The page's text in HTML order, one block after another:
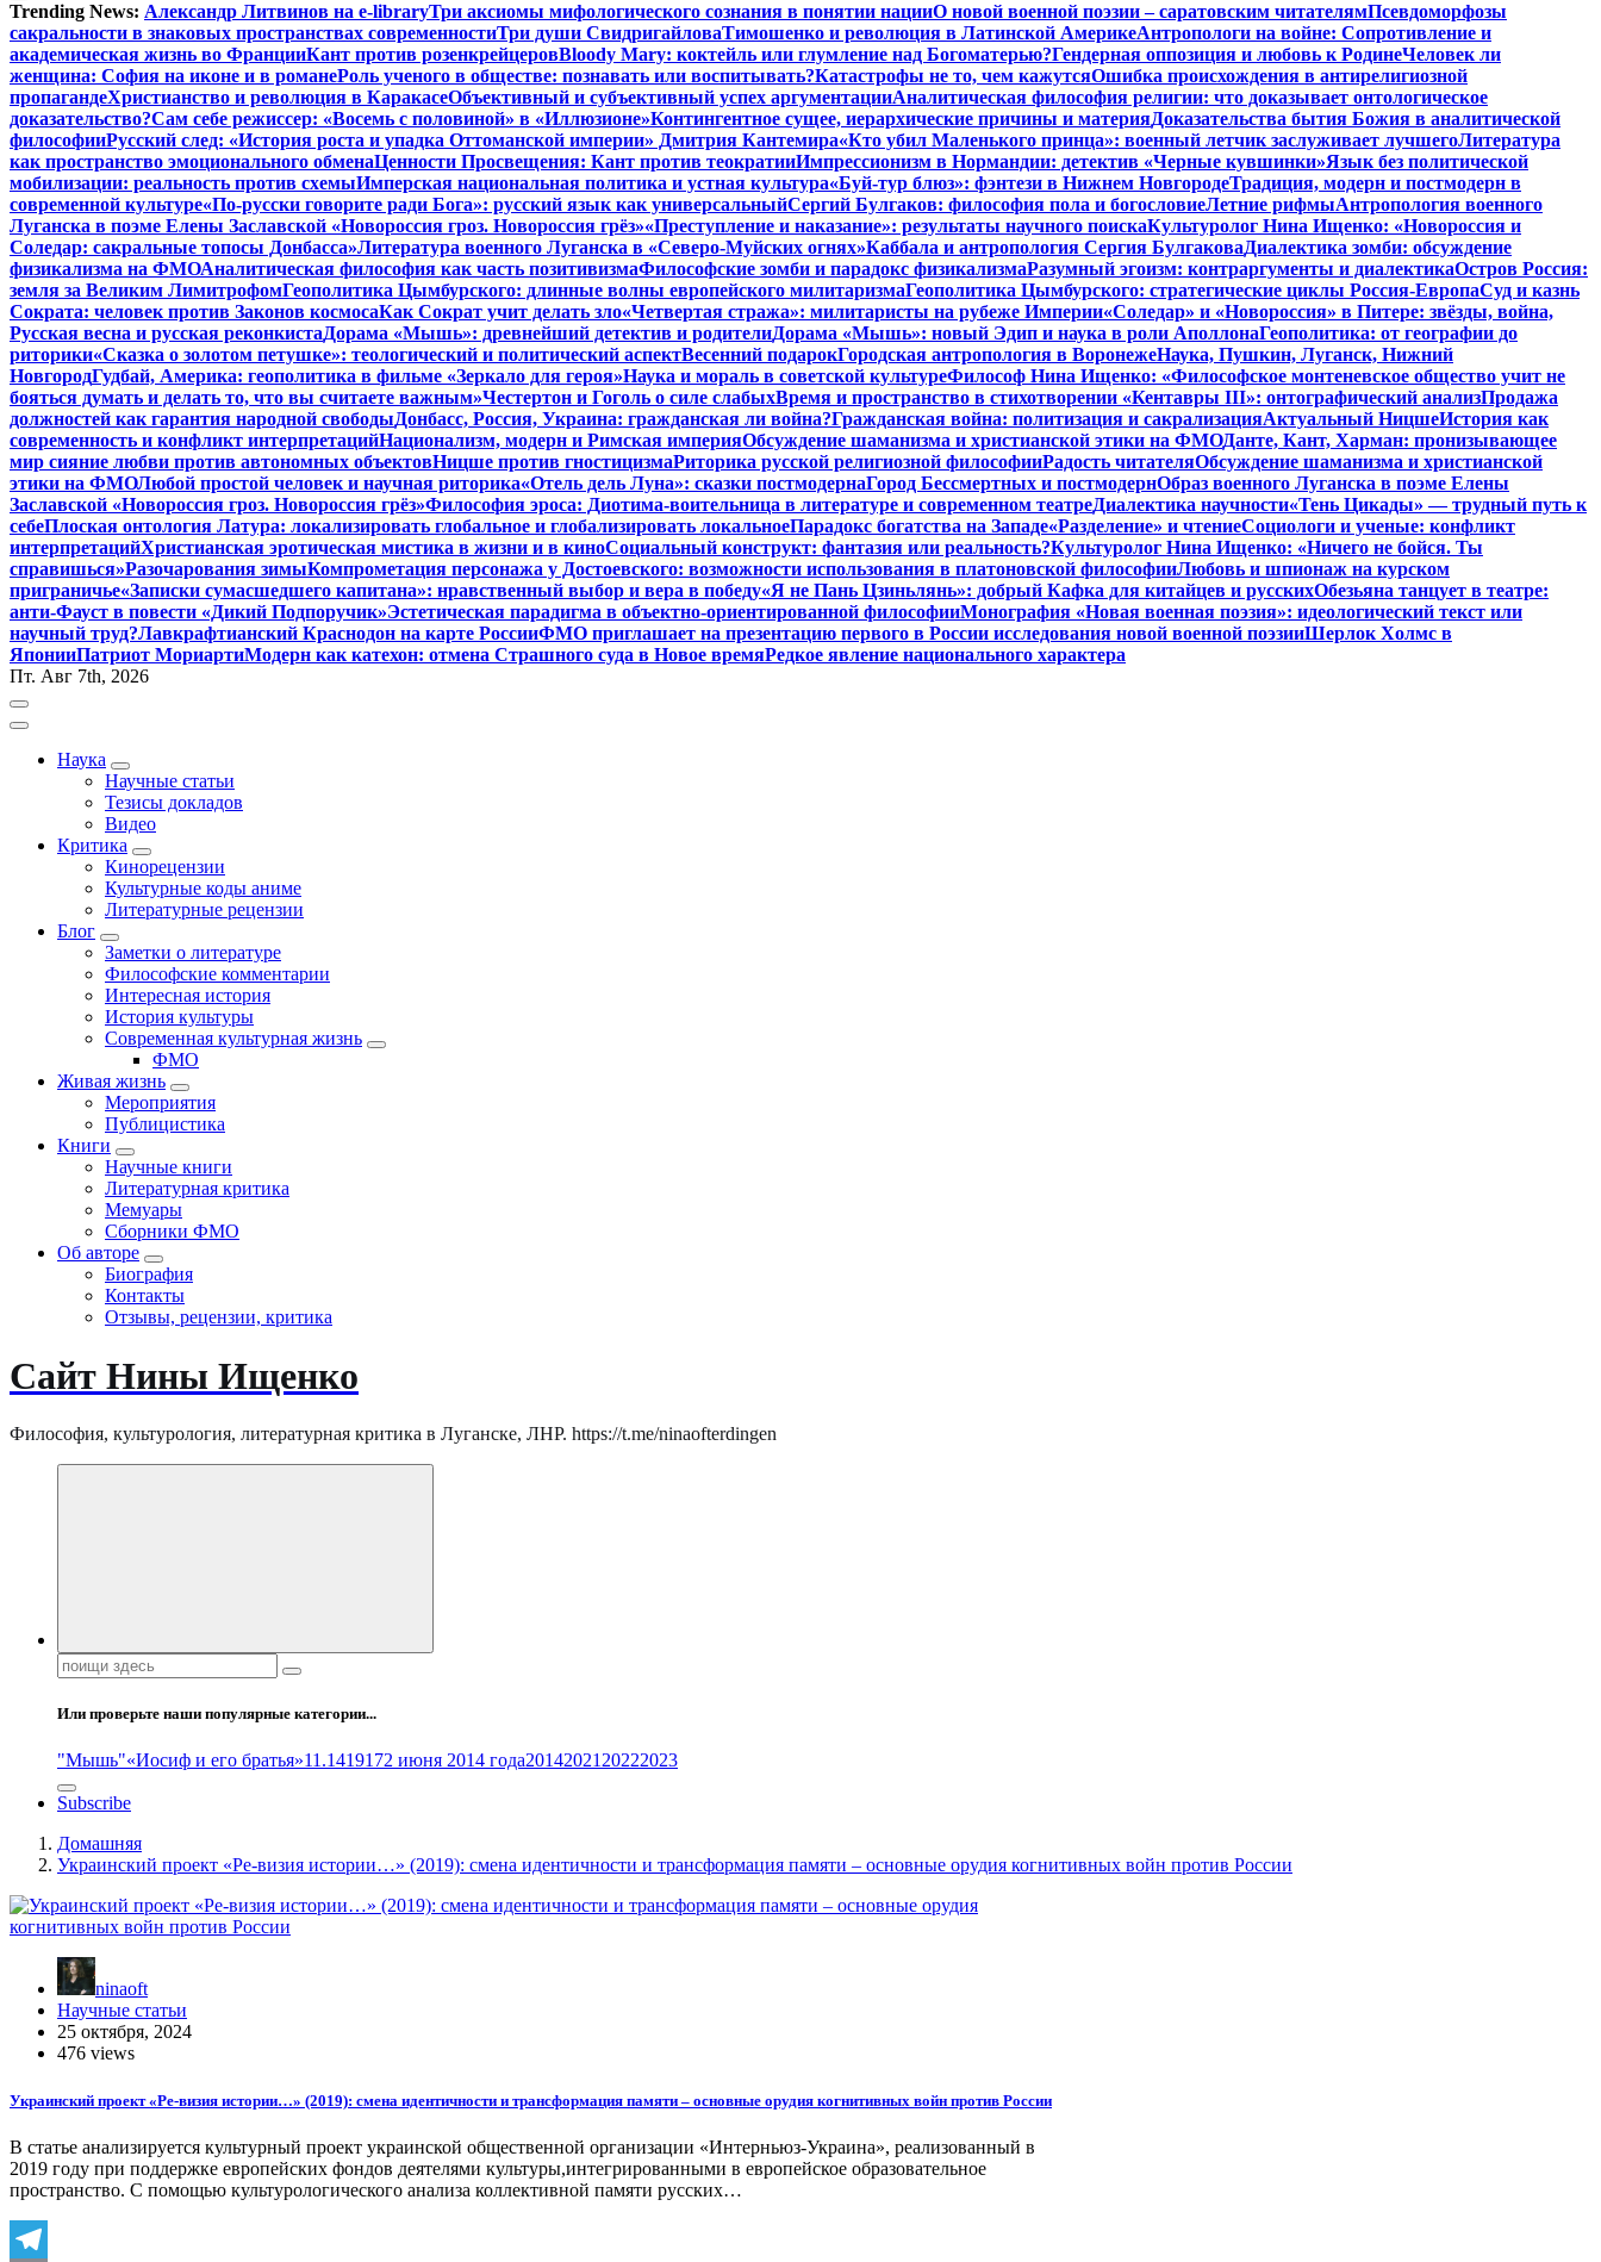
Trending News: Александр Литвинов на e-libraryТри аксиомы мифологического сознания в понятии нацииО новой военной поэзии – саратовским читателямПсевдоморфозы
сакральности в знаковых пространствах современностиТри души СвидригайловаТимошенко и революция в Латинской АмерикеАнтропологи на войне: Сопротивление и
академическая жизнь во ФранцииКант против розенкрейцеровBloody Mary: коктейль или глумление над Богоматерью?Гендерная оппозиция и любовь к РодинеЧеловек ли
женщина: София на иконе и в романеРоль ученого в обществе: познавать или воспитывать?Катастрофы не то, чем кажутсяОшибка происхождения в антирелигиозной
пропагандеХристианство и революция в КаракасеОбъективный и субъективный успех аргументацииАналитическая философия религии: что доказывает онтологическое
доказательство?Сам себе режиссер: «Восемь с половиной» в «Иллюзионе»Контингентное сущее, иерархические причины и материяДоказательства бытия Божия в аналитической
философииРусский след: «История роста и упадка Оттоманской империи» Дмитрия Кантемира«Кто убил Маленького принца»: военный летчик заслуживает лучшегоЛитература
как пространство эмоционального обменаЦенности Просвещения: Кант против теократииИмпрессионизм в Нормандии: детектив «Черные кувшинки»Язык без политической
мобилизации: реальность против схемыИмперская национальная политика и устная культура«Буй-тур блюз»: фэнтези в Нижнем НовгородеТрадиция, модерн и постмодерн в
современной культуре«По-русски говорите ради Бога»: русский язык как универсальныйСергий Булгаков: философия пола и богословиеЛетние рифмыАнтропология военного
Луганска в поэме Елены Заславской «Новороссия гроз. Новороссия грёз»«Преступление и наказание»: результаты научного поискаКультуролог Нина Ищенко: «Новороссия и
Соледар: сакральные топосы Донбасса»Литература военного Луганска в «Северо-Муйских огнях»Каббала и антропология Сергия БулгаковаДиалектика зомби: обсуждение
физикализма на ФМОАналитическая философия как часть позитивизмаФилософские зомби и парадокс физикализмаРазумный эгоизм: контраргументы и диалектикаОстров Россия:
земля за Великим ЛимитрофомГеополитика Цымбурского: длинные волны европейского милитаризмаГеополитика Цымбурского: стратегические циклы Россия-ЕвропаСуд и казнь
Сократа: человек против Законов космосаКак Сократ учит делать зло«Четвертая стража»: милитаристы на рубеже Империи«Соледар» и «Новороссия» в Питере: звёзды, война,
Русская весна и русская реконкистаДорама «Мышь»: древнейший детектив и родителиДорама «Мышь»: новый Эдип и наука в роли АполлонаГеополитика: от географии до
риторики«Сказка о золотом петушке»: теологический и политический аспектВесенний подарокГородская антропология в ВоронежеНаука, Пушкин, Луганск, Нижний
НовгородГудбай, Америка: геополитика в фильме «Зеркало для героя»Наука и мораль в советской культуреФилософ Нина Ищенко: «Философское монтеневское общество учит не
бояться думать и делать то, что вы считаете важным»Честертон и Гоголь о силе слабыхВремя и пространство в стихотворении «Кентавры III»: онтографический анализПродажа
должностей как гарантия народной свободыДонбасс, Россия, Украина: гражданская ли война?Гражданская война: политизация и сакрализацияАктуальный НицшеИстория как
современность и конфликт интерпретацийНационализм, модерн и Римская империяОбсуждение шаманизма и христианской этики на ФМОДанте, Кант, Харман: пронизывающее
мир сияние любви против автономных объектовНицше против гностицизмаРиторика русской религиозной философииРадость читателяОбсуждение шаманизма и христианской
этики на ФМОЛюбой простой человек и научная риторика«Отель дель Луна»: сказки постмодернаГород Бессмертных и постмодернОбраз военного Луганска в поэме Елены
Заславской «Новороссия гроз. Новороссия грёз»Философия эроса: Диотима-воительница в литературе и современном театреДиалектика научности«Тень Цикады» — трудный путь к
себеПлоская онтология Латура: локализировать глобальное и глобализировать локальноеПарадокс богатства на Западе«Разделение» и чтениеСоциологи и ученые: конфликт
интерпретацийХристианская эротическая мистика в жизни и в киноСоциальный конструкт: фантазия или реальность?Культуролог Нина Ищенко: «Ничего не бойся. Ты
справишься»Разочарования зимыКомпрометация персонажа у Достоевского: возможности использования в платоновской философииЛюбовь и шпионаж на курском
приграничье«Записки сумасшедшего капитана»: нравственный выбор и вера в победу«Я не Пань Цзиньлянь»: добрый Кафка для китайцев и русскихОбезьяна танцует в театре:
анти-Фауст в повести «Дикий Подпоручик»Эстетическая парадигма в объектно-ориентированной философииМонография «Новая военная поэзия»: идеологический текст или
научный труд?Лавкрафтианский Краснодон на карте РоссииФМО приглашает на презентацию первого в России исследования новой военной поэзииШерлок Холмс в
ЯпонииПатриот МориартиМодерн как катехон: отмена Страшного суда в Новое времяРедкое явление национального характера
Пт. Авг 7th, 2026
Наука
Научные статьи
Тезисы докладов
Видео
Критика
Кинорецензии
Культурные коды аниме
Литературные рецензии
Блог
Заметки о литературе
Философские комментарии
Интересная история
История культуры
Современная культурная жизнь
ФМО
Живая жизнь
Мероприятия
Публицистика
Книги
Научные книги
Литературная критика
Мемуары
Сборники ФМО
Об авторе
Биография
Контакты
Отзывы, рецензии, критика
Сайт Нины Ищенко
Философия, культурология, литературная критика в Луганске, ЛНР. https://t.me/ninaofterdingen
Поиск:
Или проверьте наши популярные категории...
"Мышь"«Иосиф и его братья»11.1419172 июня 2014 года2014202120222023
Subscribe
Домашняя
Украинский проект «Ре-визия истории…» (2019): смена идентичности и трансформация памяти – основные орудия когнитивных войн против России
ninaoft
Научные статьи
25 октября, 2024
476 views
Украинский проект «Ре-визия истории…» (2019): смена идентичности и трансформация памяти – основные орудия когнитивных войн против России
В статье анализируется культурный проект украинской общественной организации «Интерньюз-Украина», реализованный в
2019 году при поддержке европейских фондов деятелями культуры,интегрированными в европейское образовательное
пространство. С помощью культурологического анализа коллективной памяти русских…